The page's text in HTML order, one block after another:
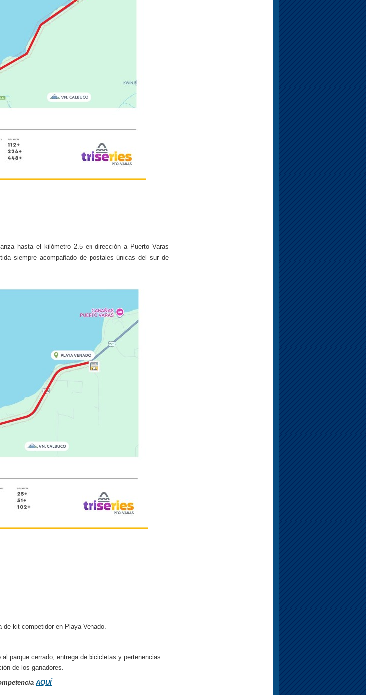
hasta el kilómetro 2.5 en dirección a Puerto Varas
siempre acompañado de postales únicas del sur de
de kit competidor en Playa Venado.
parque cerrado, entrega de bicicletas y pertenencias.
de los ganadores.
AQUÍ